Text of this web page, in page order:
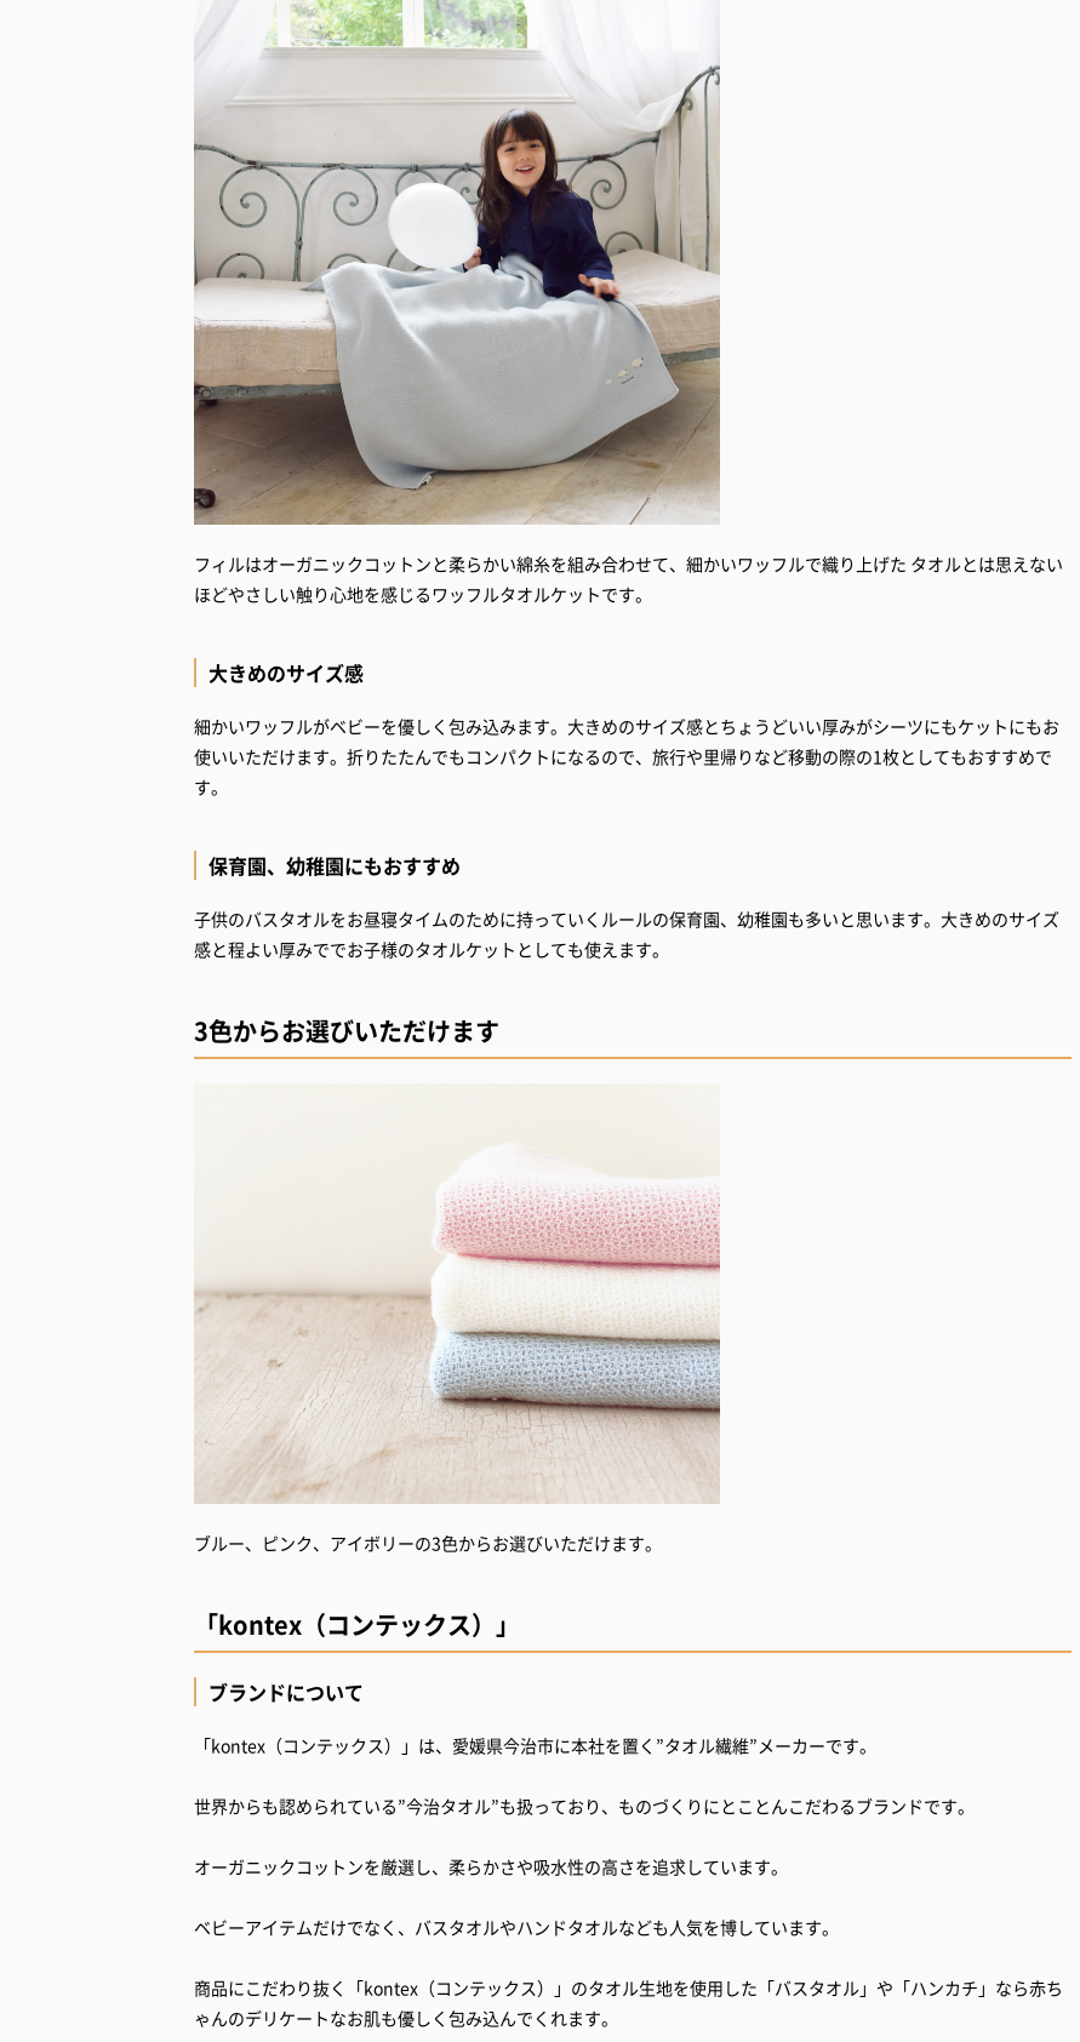
フィルはオーガニックコットンと柔らかい綿糸を組み合わせて、細かいワッフルで織り上げた タオルとは思えない
ほどやさしい触り心地を感じるワッフルタオルケットです。
大きめのサイズ感
細かいワッフルがベビーを優しく包み込みます。大きめのサイズ感とちょうどいい厚みがシーツにもケットにもお
使いいただけます。折りたたんでもコンパクトになるので、旅行や里帰りなど移動の際の1枚としてもおすすめで
す。
保育園、幼稚園にもおすすめ
子供のバスタオルをお昼寝タイムのために持っていくルールの保育園、幼稚園も多いと思います。大きめのサイズ
感と程よい厚みででお子様のタオルケットとしても使えます。
3色からお選びいただけます
ブルー、ピンク、アイボリーの3色からお選びいただけます。
「kontex（コンテックス）」
ブランドについて
「kontex（コンテックス）」は、愛媛県今治市に本社を置く”タオル繊維”メーカーです。
世界からも認められている”今治タオル”も扱っており、ものづくりにとことんこだわるブランドです。
オーガニックコットンを厳選し、柔らかさや吸水性の高さを追求しています。
ベビーアイテムだけでなく、バスタオルやハンドタオルなども人気を博しています。
商品にこだわり抜く「kontex（コンテックス）」のタオル生地を使用した「バスタオル」や「ハンカチ」なら赤ち
ゃんのデリケートなお肌も優しく包み込んでくれます。